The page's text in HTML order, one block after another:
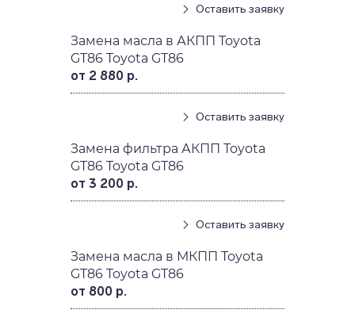
Оставить заявку
Замена масла в АКПП Toyota
GT86 Toyota GT86
от 2 880 р.
Оставить заявку
Замена фильтра АКПП Toyota
GT86 Toyota GT86
от 3 200 р.
Оставить заявку
Замена масла в МКПП Toyota
GT86 Toyota GT86
от 800 р.